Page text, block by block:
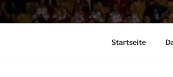
Startseite